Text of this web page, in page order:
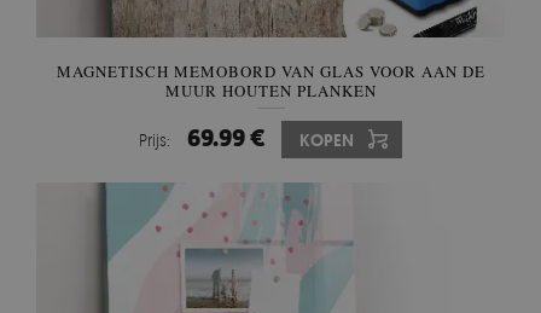
MAGNETISCH MEMOBORD VAN GLAS VOOR AAN DE
MUUR HOUTEN PLANKEN
Prijs: 69.99 € KOPEN